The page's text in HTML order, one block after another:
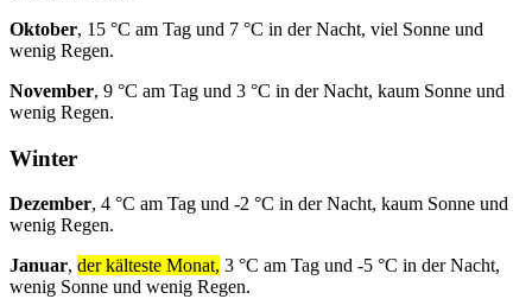
Oktober, 15 °C am Tag und 7 °C in der Nacht, viel Sonne und
wenig Regen.
November, 9 °C am Tag und 3 °C in der Nacht, kaum Sonne und
wenig Regen.
Winter
Dezember, 4 °C am Tag und -2 °C in der Nacht, kaum Sonne und
wenig Regen.
Januar, der kälteste Monat, 3 °C am Tag und -5 °C in der Nacht,
wenig Sonne und wenig Regen.